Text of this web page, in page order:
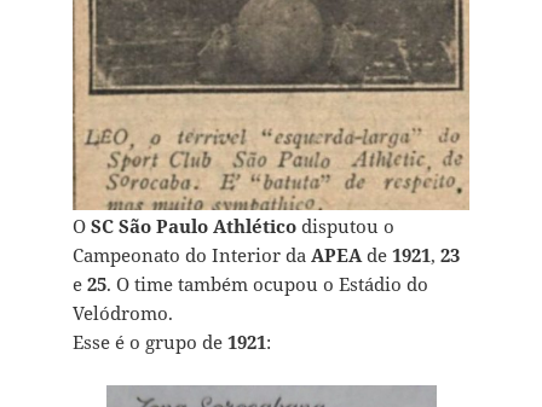
O SC São Paulo Athléticodisputou o
Campeonato do Interior da APEAde 1921, 23
e 25. O time também ocupou o Estádio do
Velódromo.
Esse é o grupo de 1921: